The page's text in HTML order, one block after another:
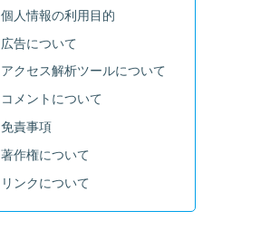
個人情報の利用目的
広告について
アクセス解析ツールについて
コメントについて
免責事項
著作権について
リンクについて